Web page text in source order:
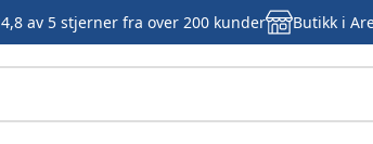
4,8 av 5 stjerner fra over 200 kunder Butikk i